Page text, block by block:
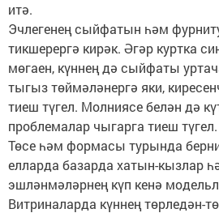
итә.
Эчлегенең сыйфатын һәм
тикшерергә кирәк. Әгәр куртка
мөгаен, күннең дә сыйфаты
тыгыз төймәләнергә яки,
тиеш түгел. Молниясе белән дә
проблемалар чыгарга тиеш түгел.
Төсе һәм формасы турында
елларда базарда хатын-кызлар
эшләнмәләрнең күп кенә
Витриналарда күннең төрледән-